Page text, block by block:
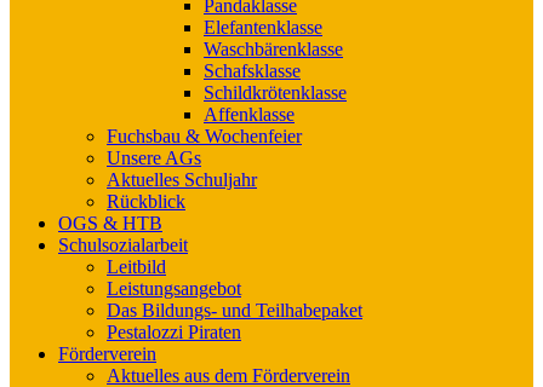
Pandaklasse
Elefantenklasse
Waschbärenklasse
Schafsklasse
Schildkrötenklasse
Affenklasse
Fuchsbau & Wochenfeier
Unsere AGs
Aktuelles Schuljahr
Rückblick
OGS & HTB
Schulsozialarbeit
Leitbild
Leistungsangebot
Das Bildungs- und Teilhabepaket
Pestalozzi Piraten
Förderverein
Aktuelles aus dem Förderverein